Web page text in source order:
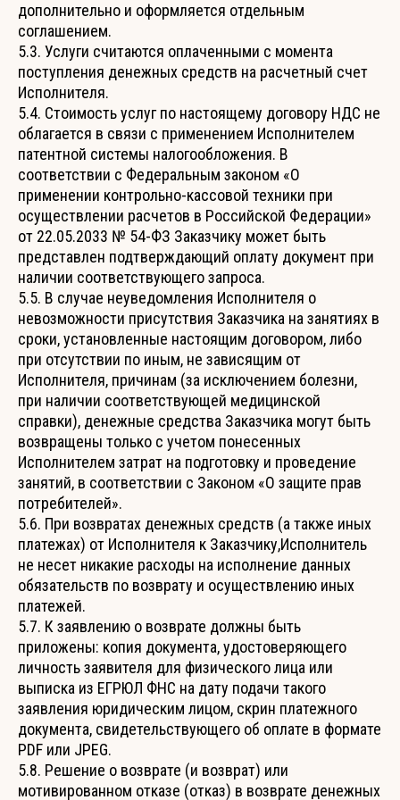
дополнительно и оформляется отдельным
соглашением.
5.3. Услуги считаются оплаченными с момента
поступления денежных средств на расчетный счет
Исполнителя.
5.4. Стоимость услуг по настоящему договору НДС не
облагается в связи с применением Исполнителем
патентной системы налогообложения. В
соответствии с Федеральным законом «О
применении контрольно-кассовой техники при
осуществлении расчетов в Российской Федерации»
от 22.05.2033 № 54-ФЗ Заказчику может быть
представлен подтверждающий оплату документ при
наличии соответствующего запроса.
5.5. В случае неуведомления Исполнителя о
невозможности присутствия Заказчика на занятиях в
сроки, установленные настоящим договором, либо
при отсутствии по иным, не зависящим от
Исполнителя, причинам (за исключением болезни,
при наличии соответствующей медицинской
справки), денежные средства Заказчика могут быть
возвращены только с учетом понесенных
Исполнителем затрат на подготовку и проведение
занятий, в соответствии с Законом «О защите прав
потребителей».
5.6. При возвратах денежных средств (а также иных
платежах) от Исполнителя к Заказчику,Исполнитель
не несет никакие расходы на исполнение данных
обязательств по возврату и осуществлению иных
платежей.
5.7. К заявлению о возврате должны быть
приложены: копия документа, удостоверяющего
личность заявителя для физического лица или
выписка из ЕГРЮЛ ФНС на дату подачи такого
заявления юридическим лицом, скрин платежного
документа, свидетельствующего об оплате в формате
PDF или JPEG.
5.8. Решение о возврате (и возврат) или
мотивированном отказе (отказ) в возврате денежных